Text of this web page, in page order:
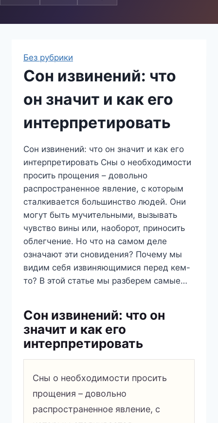
Без рубрики
Сон извинений: что
он значит и как его
интерпретировать
Сон извинений: что он значит и как его
интерпретировать Сны о необходимости
просить прощения – довольно
распространенное явление, с которым
сталкивается большинство людей. Они
могут быть мучительными, вызывать
чувство вины или, наоборот, приносить
облегчение. Но что на самом деле
означают эти сновидения? Почему мы
видим себя извиняющимися перед кем-
то? В этой статье мы разберем самые…
Сон извинений: что он
значит и как его
интерпретировать
Сны о необходимости просить
прощения – довольно
распространенное явление, с